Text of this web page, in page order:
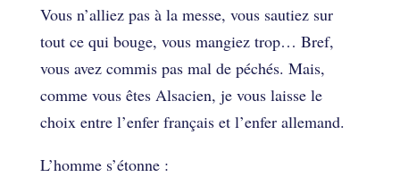
Vous n’alliez pas à la messe, vous sautiez sur
tout ce qui bouge, vous mangiez trop… Bref,
vous avez commis pas mal de péchés. Mais,
comme vous êtes Alsacien, je vous laisse le
choix entre l’enfer français et l’enfer allemand.
L’homme s’étonne :